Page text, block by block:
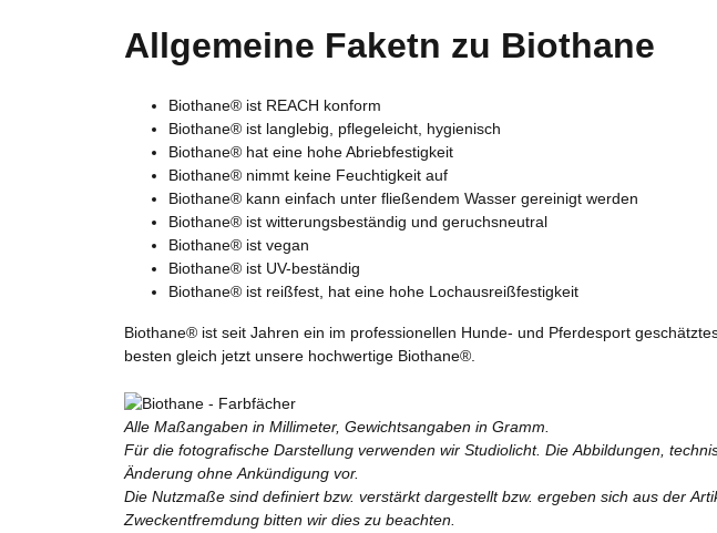
Allgemeine Faketn zu Biothane
Biothane® ist REACH konform
Biothane® ist langlebig, pflegeleicht, hygienisch
Biothane® hat eine hohe Abriebfestigkeit
Biothane® nimmt keine Feuchtigkeit auf
Biothane® kann einfach unter fließendem Wasser gereinigt werden
Biothane® ist witterungsbeständig und geruchsneutral
Biothane® ist vegan
Biothane® ist UV-beständig
Biothane® ist reißfest, hat eine hohe Lochausreißfestigkeit
Biothane® ist seit Jahren ein im professionellen Hunde- und Pferdesport
besten gleich jetzt unsere hochwertige Biothane®.
Alle Maßangaben in Millimeter, Gewichtsangaben in Gramm.
Für die fotografische Darstellung verwenden wir Studiolicht. Die Abbildungen,
Änderung ohne Ankündigung vor.
Die Nutzmaße sind definiert bzw. verstärkt dargestellt bzw. ergeben sich aus der
Zweckentfremdung bitten wir dies zu beachten.